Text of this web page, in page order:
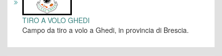
TIRO A VOLO GHEDI
Campo da tiro a volo a Ghedi, in provincia di Brescia.